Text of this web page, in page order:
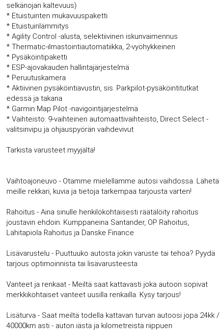
selkänojan kaltevuus)
* Etuistuinten mukavuuspaketti
* Etuistuinlämmitys
* Agility Control -alusta, selektiivinen iskunvaimennus
* Thermatic-ilmastointiautomatiikka, 2-vyöhykkeinen
* Pysäköintipaketti
* ESP-ajovakauden hallintajärjestelmä
* Peruutuskamera
* Aktiivinen pysäköintiavustin, sis. Parkpilot-pysäköintitutkat
edessä ja takana
* Garmin Map Pilot -navigointijärjestelmä
* Vaihteisto: 9-vaihteinen automaattivaihteisto, Direct Select -
valitsinvipu ja ohjauspyörän vaihdevivut
Tarkista varusteet myyjältä!
Vaihtoajoneuvo - Otamme mielellämme autosi vaihdossa. Lähetä
meille rekkari, kuvia ja tietoja tarkempaa tarjousta varten!
Rahoitus - Aina sinulle henkilökohtaisesti räätälöity rahoitus
joustavin ehdoin. Kumppaneina Santander, OP Rahoitus,
Lähitapiola Rahoitus ja Danske Finance
Lisävarustelu - Puuttuuko autosta jokin varuste tai tehoa? Pyydä
tarjous optimoinnista tai lisävarusteesta
Vanteet ja renkaat - Meiltä saat kattavasti joka autoon sopivat
merkkikohtaiset vanteet uusilla renkailla. Kysy tarjous!
Lisäturva - Saat meiltä todella kattavan turvan autoosi jopa 24kk /
40000km asti - auton iästä ja kilometreistä riippuen